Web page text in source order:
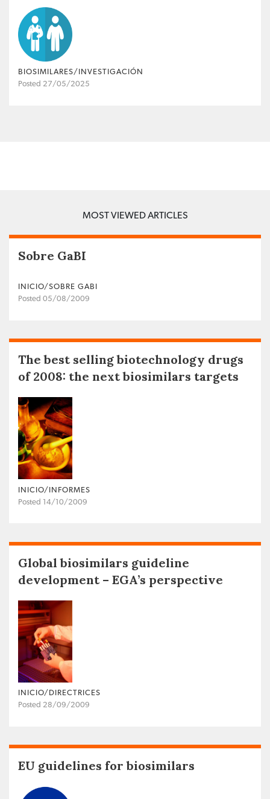
BIOSIMILARES/INVESTIGACIÓN
Posted 27/05/2025
MOST VIEWED ARTICLES
Sobre GaBI
INICIO/SOBRE GABI
Posted 05/08/2009
The best selling biotechnology drugs
of 2008: the next biosimilars targets
INICIO/INFORMES
Posted 14/10/2009
Global biosimilars guideline
development – EGA’s perspective
INICIO/DIRECTRICES
Posted 28/09/2009
EU guidelines for biosimilars